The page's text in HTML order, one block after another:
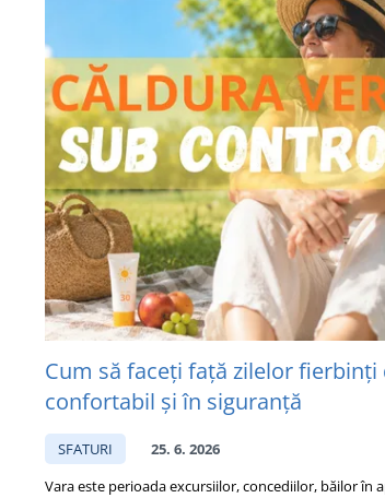
Cum să faceți față zilelor fierbinți
confortabil și în siguranță
SFATURI
25. 6. 2026
Vara este perioada excursiilor, concediilor, băilor în